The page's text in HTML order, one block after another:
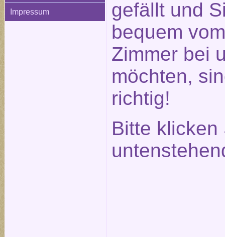
Impressum
gefällt und
bequem
Zimmer bei
möchten,
richtig!
Bitte